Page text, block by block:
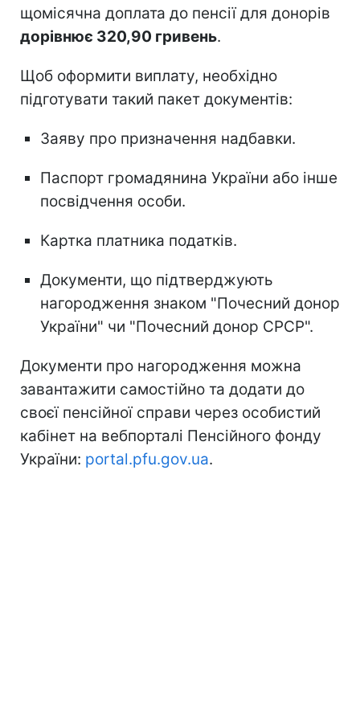
щомісячна доплата до пенсії для донорів
дорівнює 320,90 гривень.
Щоб оформити виплату, необхідно
підготувати такий пакет документів:
Заяву про призначення надбавки.
Паспорт громадянина України або інше
посвідчення особи.
Картка платника податків.
Документи, що підтверджують
нагородження знаком "Почесний донор
України" чи "Почесний донор СРСР".
Документи про нагородження можна
завантажити самостійно та додати до
своєї пенсійної справи через особистий
кабінет на вебпорталі Пенсійного фонду
України: portal.pfu.gov.ua.